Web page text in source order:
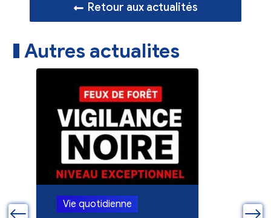
Retour aux actualités
Autres actualites
Vie quotidienne Vie